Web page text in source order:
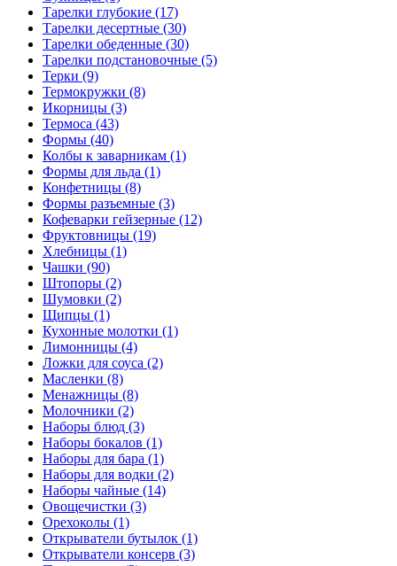
Тарелки глубокие (17)
Тарелки десертные (30)
Тарелки обеденные (30)
Тарелки подстановочные (5)
Терки (9)
Термокружки (8)
Икорницы (3)
Термоса (43)
Формы (40)
Колбы к заварникам (1)
Формы для льда (1)
Конфетницы (8)
Формы разъемные (3)
Кофеварки гейзерные (12)
Фруктовницы (19)
Хлебницы (1)
Чашки (90)
Штопоры (2)
Шумовки (2)
Щипцы (1)
Кухонные молотки (1)
Лимонницы (4)
Ложки для соуса (2)
Масленки (8)
Менажницы (8)
Молочники (2)
Наборы блюд (3)
Наборы бокалов (1)
Наборы для бара (1)
Наборы для водки (2)
Наборы чайные (14)
Овощечистки (3)
Орехоколы (1)
Открыватели бутылок (1)
Открыватели консерв (3)